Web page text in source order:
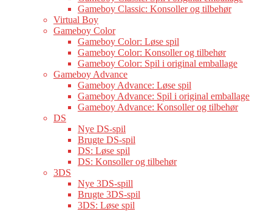
Gameboy Classic: Konsoller og tilbehør
Virtual Boy
Gameboy Color
Gameboy Color: Løse spil
Gameboy Color: Konsoller og tilbehør
Gameboy Color: Spil i original emballage
Gameboy Advance
Gameboy Advance: Løse spil
Gameboy Advance: Spil i original emballage
Gameboy Advance: Konsoller og tilbehør
DS
Nye DS-spil
Brugte DS-spil
DS: Løse spil
DS: Konsoller og tilbehør
3DS
Nye 3DS-spill
Brugte 3DS-spil
3DS: Løse spil